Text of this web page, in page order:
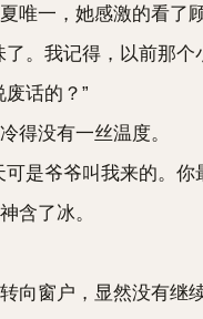
一，她感激的看了顾
我记得，以前那个
话的？”
没有一丝温度。
爷爷叫我来的。你
了冰。
窗户，显然没有继续